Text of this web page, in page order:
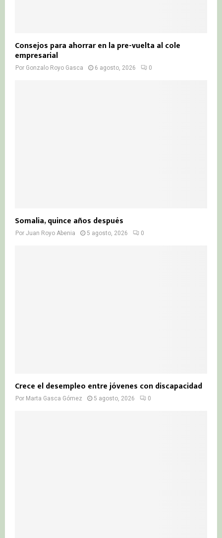
Consejos para ahorrar en la pre-vuelta al cole
empresarial
Por Gonzalo Royo Gasca 6 agosto, 2026 0
Somalia, quince años después
Por Juan Royo Abenia 5 agosto, 2026 0
Crece el desempleo entre jóvenes con discapacidad
Por Marta Gasca Gómez 5 agosto, 2026 0